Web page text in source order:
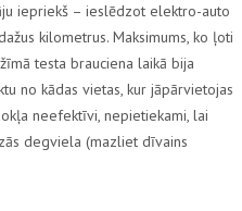
iepriekš – ieslēdzot elektro-auto
kilometrus. Maksimums, ko ļoti
testa brauciena laikā bija
no kādas vietas, kur jāpārvietojas
neefektīvi, nepietiekami, lai
degviela (mazliet dīvains